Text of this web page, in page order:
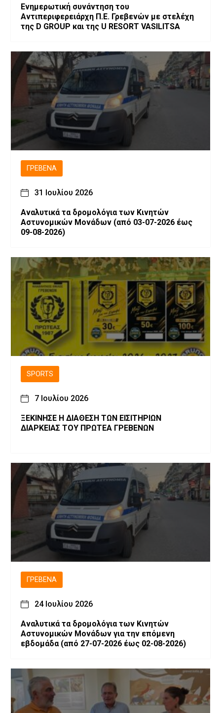
Ενημερωτική συνάντηση του
Αντιπεριφερειάρχη Π.Ε. Γρεβενών με στελέχη
της D GROUP και της U RESORT VASILITSA
ΓΡΕΒΕΝΆ
31 Ιουλίου 2026
Αναλυτικά τα δρομολόγια των Κινητών
Αστυνομικών Μονάδων (από 03-07-2026 έως
09-08-2026)
SPORTS
7 Ιουλίου 2026
ΞΕΚΙΝΗΣΕ Η ΔΙΑΘΕΣΗ ΤΩΝ ΕΙΣΙΤΗΡΙΩΝ
ΔΙΑΡΚΕΙΑΣ ΤΟΥ ΠΡΩΤΕΑ ΓΡΕΒΕΝΩΝ
ΓΡΕΒΕΝΆ
24 Ιουλίου 2026
Αναλυτικά τα δρομολόγια των Κινητών
Αστυνομικών Μονάδων για την επόμενη
εβδομάδα (από 27-07-2026 έως 02-08-2026)